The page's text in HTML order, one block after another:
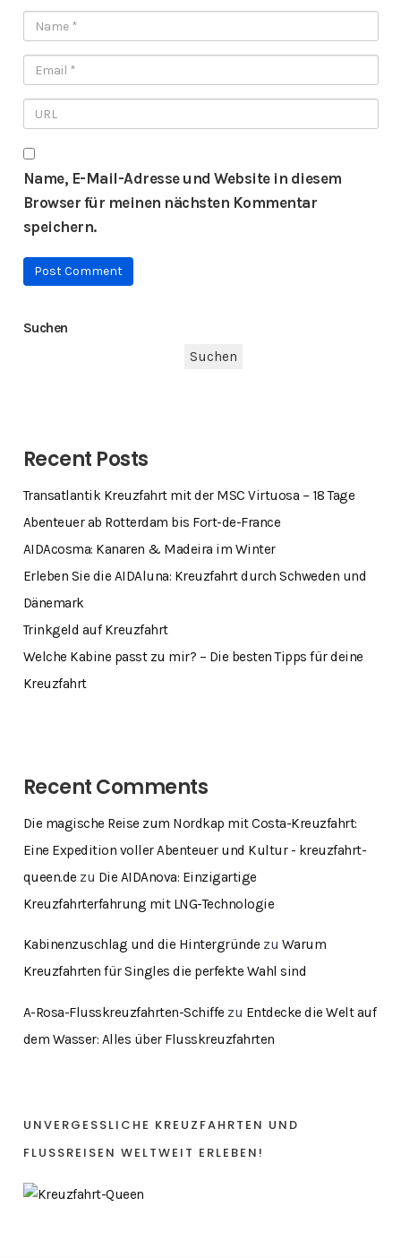
Name, E-Mail-Adresse und Website in diesem
Browser für meinen nächsten Kommentar
speichern.
Suchen
Suchen
Recent Posts
Transatlantik Kreuzfahrt mit der MSC Virtuosa – 18 Tage
Abenteuer ab Rotterdam bis Fort-de-France
AIDAcosma: Kanaren & Madeira im Winter
Erleben Sie die AIDAluna: Kreuzfahrt durch Schweden und
Dänemark
Trinkgeld auf Kreuzfahrt
Welche Kabine passt zu mir? – Die besten Tipps für deine
Kreuzfahrt
Recent Comments
Die magische Reise zum Nordkap mit Costa-Kreuzfahrt:
Eine Expedition voller Abenteuer und Kultur - kreuzfahrt-
queen.de zu Die AIDAnova: Einzigartige
Kreuzfahrterfahrung mit LNG-Technologie
Kabinenzuschlag und die Hintergründe zu Warum
Kreuzfahrten für Singles die perfekte Wahl sind
A-Rosa-Flusskreuzfahrten-Schiffe zu Entdecke die Welt auf
dem Wasser: Alles über Flusskreuzfahrten
UNVERGESSLICHE KREUZFAHRTEN UND
FLUSSREISEN WELTWEIT ERLEBEN!